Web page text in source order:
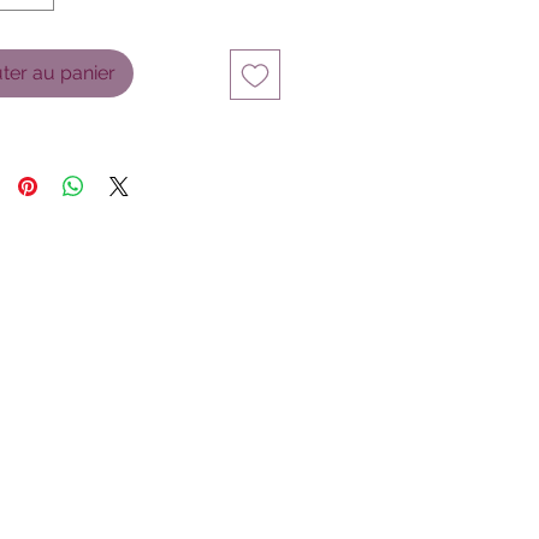
au panier